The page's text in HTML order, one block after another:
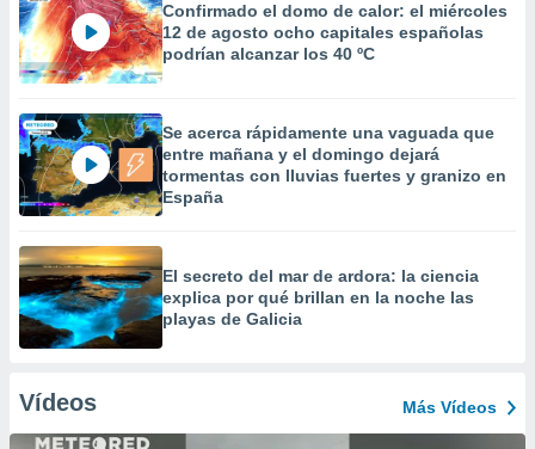
Confirmado el domo de calor: el miércoles
12 de agosto ocho capitales españolas
podrían alcanzar los 40 ºC
Se acerca rápidamente una vaguada que
entre mañana y el domingo dejará
tormentas con lluvias fuertes y granizo en
España
El secreto del mar de ardora: la ciencia
explica por qué brillan en la noche las
playas de Galicia
Vídeos Más Vídeos